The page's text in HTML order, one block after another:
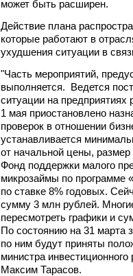
может быть расширен.
Действие плана
которые работают в
ухудшения ситуации в
"Часть мероприятий,
выполняется. Ведется
ситуации на предприятиях
1 мая приостановлено
проверок в отношении
устанавливается
от начальной цены, размер
Фонд поддержки малого
микрозаймы по программе
по ставке 8% годовых.
сумму 3 млн рублей.
пересмотреть графики и
По состоянию на 31 марта
по ним будут приняты
министра
Максим Тарасов.